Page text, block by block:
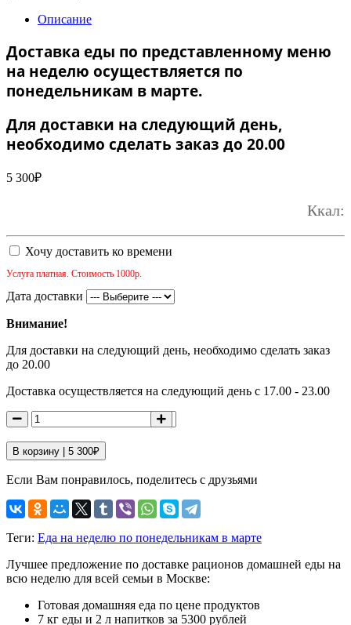
Описание
Доставка еды по представленному меню
на неделю осуществляется по
понедельникам в марте.
Для доставки на следующий день,
необходимо сделать заказ до 20.00
5 300₽
Ккал:
Хочу доставить ко времени
Услуга платная. Стоимость 1000р.
Дата доставки
Внимание!
Для доставки на следующий день, необходимо сделать заказ
до 20.00
Доставка осуществляется на следующий день с 17.00 - 23.00
В корзину | 5 300₽
Если Вам понравилось, поделитесь с друзьями
Теги: Еда на неделю по понедельникам в марте
Лучшее предложение по доставке рационов домашней еды на
всю неделю для всей семьи в Москве:
Готовая домашняя еда по цене продуктов
7 кг еды и 2 л напитков за 5300 рублей